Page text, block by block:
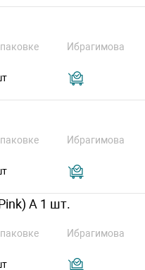
Ибрагимова
Ибрагимова
А 1 шт.
Ибрагимова